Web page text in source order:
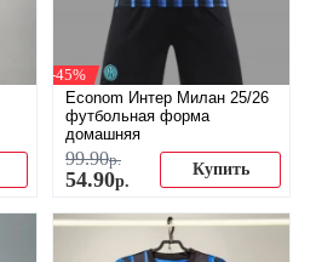
-45%
Econom Интер Милан 25/26
футбольная форма
домашняя
99.90р.
54.90р.
Купить